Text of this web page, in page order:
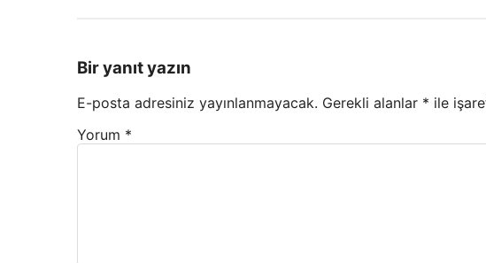
Bir yanıt yazın
E-posta adresiniz yayınlanmayacak. Gerekli alanlar * ile
Yorum *